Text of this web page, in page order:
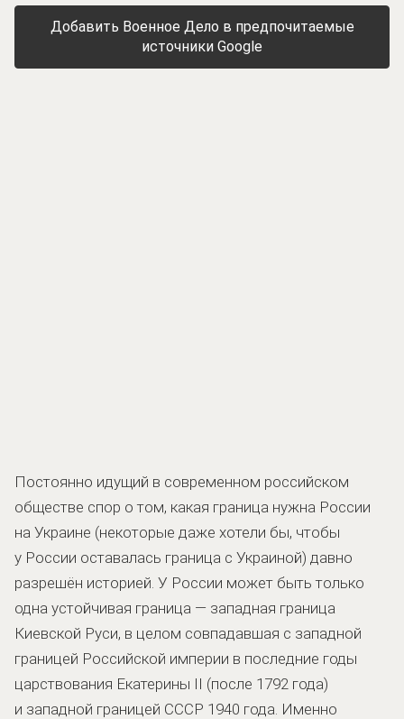
Добавить Военное Дело в предпочитаемые
источники Google
Постоянно идущий в современном российском
обществе спор о том, какая граница нужна России
на Украине (некоторые даже хотели бы, чтобы
у России оставалась граница с Украиной) давно
разрешён историей. У России может быть только
одна устойчивая граница — западная граница
Киевской Руси, в целом совпадавшая с западной
границей Российской империи в последние годы
царствования Екатерины II (после 1792 года)
и западной границей СССР 1940 года. Именно